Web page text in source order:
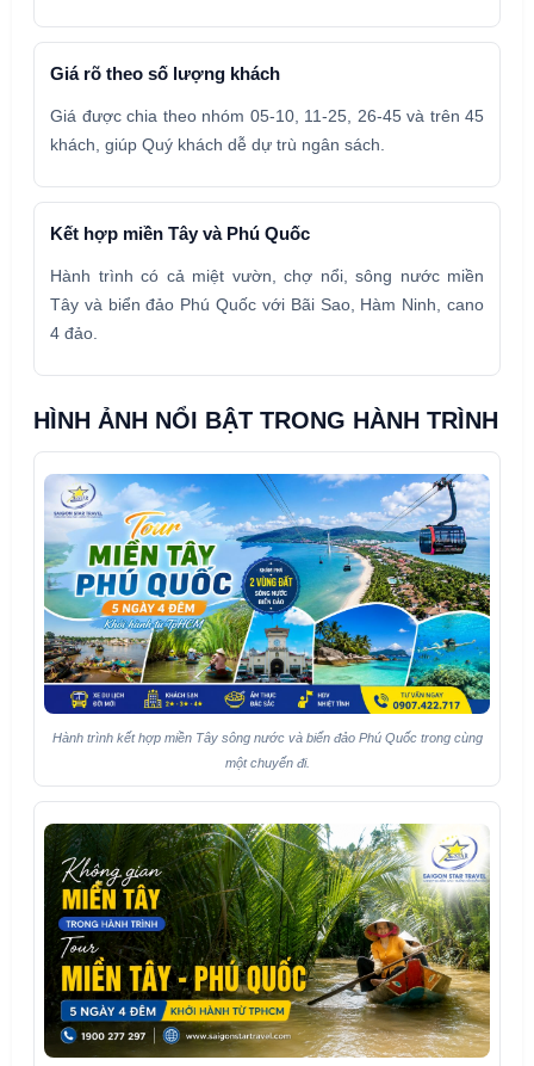
Giá rõ theo số lượng khách
Giá được chia theo nhóm 05-10, 11-25, 26-45 và trên 45
khách, giúp Quý khách dễ dự trù ngân sách.
Kết hợp miền Tây và Phú Quốc
Hành trình có cả miệt vườn, chợ nổi, sông nước miền
Tây và biển đảo Phú Quốc với Bãi Sao, Hàm Ninh, cano
4 đảo.
HÌNH ẢNH NỔI BẬT TRONG HÀNH TRÌNH
Hành trình kết hợp miền Tây sông nước và biển đảo Phú Quốc trong cùng
một chuyến đi.